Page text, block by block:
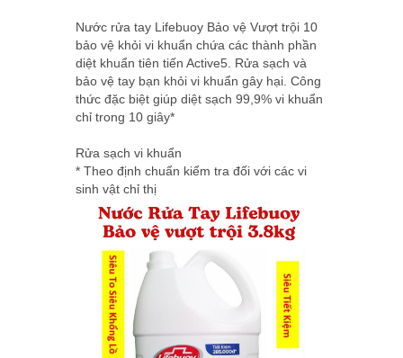
Nước rửa tay Lifebuoy Bảo vệ Vượt trội 10
bảo vệ khỏi vi khuẩn chứa các thành phần
diệt khuẩn tiên tiến Active5. Rửa sạch và
bảo vệ tay bạn khỏi vi khuẩn gây hại. Công
thức đặc biệt giúp diệt sạch 99,9% vi khuẩn
chỉ trong 10 giây*
Rửa sạch vi khuẩn
* Theo định chuẩn kiểm tra đối với các vi
sinh vật chỉ thị